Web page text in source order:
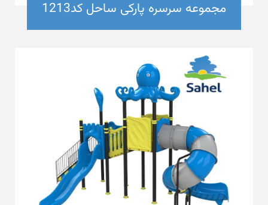
مجموعه سرسره پارکی ساحل کد1213